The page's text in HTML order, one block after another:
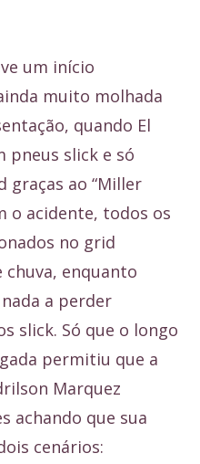
um início
muito molhada
quando El
pneus slick e só
graças ao “Miller
o acidente, todos os
no grid
chuva, enquanto
a perder
slick. Só que o longo
permitiu que a
Marquez
achando que sua
cenários: